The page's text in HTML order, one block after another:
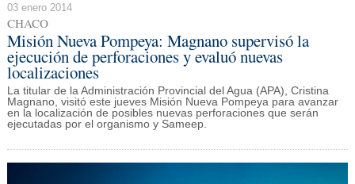
03 enero 2014
CHACO
Misión Nueva Pompeya: Magnano supervisó la
ejecución de perforaciones y evaluó nuevas
localizaciones
La titular de la Administración Provincial del Agua (APA), Cristina
Magnano, visitó este jueves Misión Nueva Pompeya para avanzar
en la localización de posibles nuevas perforaciones que serán
ejecutadas por el organismo y Sameep.